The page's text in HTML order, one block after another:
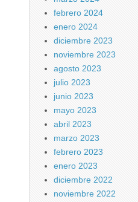
febrero 2024
enero 2024
diciembre 2023
noviembre 2023
agosto 2023
julio 2023
junio 2023
mayo 2023
abril 2023
marzo 2023
febrero 2023
enero 2023
diciembre 2022
noviembre 2022